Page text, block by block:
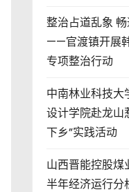
整治占道乱象
——官渡镇开展
专项整治行动
中南林业科技大
设计学院赴龙山
下乡”实践活动
山西晋能控股煤
半年经济运行分